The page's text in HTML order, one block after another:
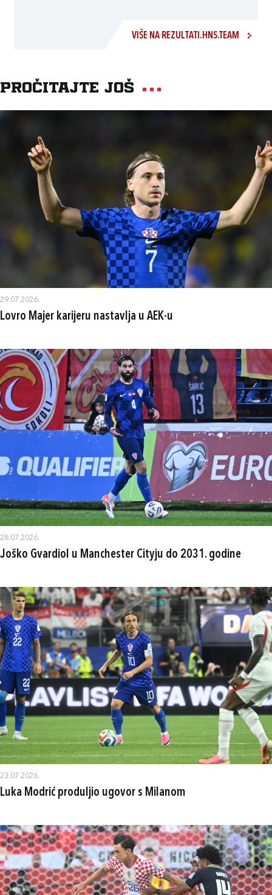
VIŠE NA REZULTATI.HNS.TEAM
Pročitajte još
29.07.2026.
Lovro Majer karijeru nastavlja u AEK-u
28.07.2026.
Joško Gvardiol u Manchester Cityju do 2031. godine
23.07.2026.
Luka Modrić produljio ugovor s Milanom